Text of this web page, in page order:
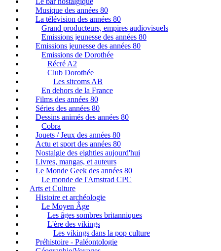
Musique des années 80
La télévision des années 80
Grand producteurs, empires audiovisuels
Emissions jeunesse des années 80
Emissions jeunesse des années 80
Emissions de Dorothée
Récré A2
Club Dorothée
Les sitcoms AB
En dehors de la France
Films des années 80
Séries des années 80
Dessins animés des années 80
Cobra
Jouets / Jeux des années 80
Actu et sport des années 80
Nostalgie des eighties aujourd'hui
Livres, mangas, et auteurs
Le Monde Geek des années 80
Le monde de l'Amstrad CPC
Arts et Culture
Histoire et archéologie
Le Moyen Âge
Les âges sombres britanniques
L'ère des vikings
Les vikings dans la pop culture
Préhistoire - Paléontologie